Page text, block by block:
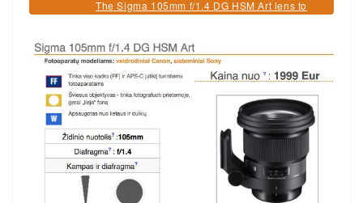
The Sigma 105mm f/1.4 DG HSM Art lens to
be priced at €1,999? | Photo Rumors